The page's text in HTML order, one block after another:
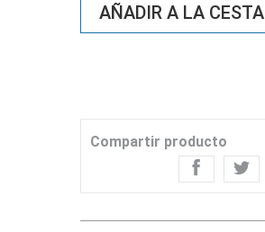
AÑADIR A LA CESTA
Compartir producto